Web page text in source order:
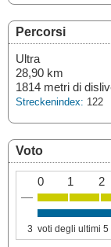
Percorsi
Ultra
28,90 km
1814 metri di
Streckenindex: 122
Voto
0 1 2
—
3 voti degli ultimi 5